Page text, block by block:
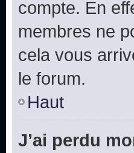
compte. En
membres ne
cela vous
le forum.
Haut
J’ai perdu